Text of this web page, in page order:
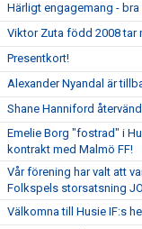
Härligt engagemang -
Viktor Zuta född 2008 tar
Presentkort!
Alexander Nyandal är
Shane Hanniford
Emelie Borg "fostrad" i
kontrakt med Malmö FF!
Vår förening har valt att
Folkspels storsatsning
Välkomna till Husie IF:s